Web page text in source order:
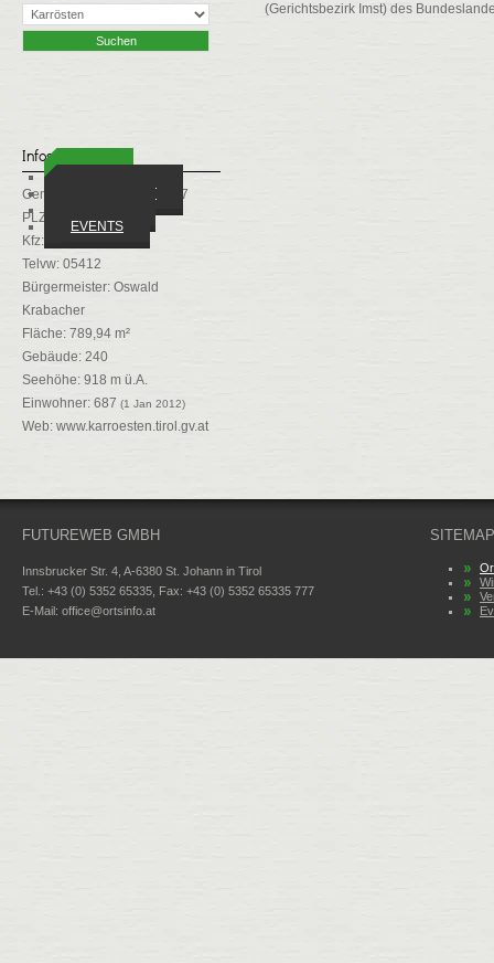
WIRTSCHAFT
EVENTS
Infos
Gemeindekennziffer: 70207
PLZ: 6460
Kfz: IM
Telvw: 05412
Bürgermeister: Oswald
Krabacher
Fläche: 789,94 m²
Gebäude: 240
Seehöhe: 918 m ü.A.
Einwohner: 687 (1 Jan 2012)
Web: www.karroesten.tirol.gv.at
(Gerichtsbezirk Imst) des
FUTUREWEB GMBH
Innsbrucker Str. 4, A-6380 St. Johann in Tirol
Tel.: +43 (0) 5352 65335, Fax: +43 (0) 5352 65335 777
E-Mail: office@ortsinfo.at
SITEMAP